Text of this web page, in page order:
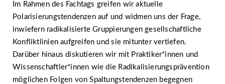
Im Rahmen des Fachtags greifen wir aktuelle
Polarisierungstendenzen auf und widmen uns der Frage,
inwiefern radikalisierte Gruppierungen gesellschaftliche
Konfliktlinien aufgreifen und sie mitunter vertiefen.
Darüber hinaus diskutieren wir mit Praktiker*innen und
Wissenschaftler*innen wie die Radikalisierungsprävention
möglichen Folgen von Spaltungstendenzen begegnen